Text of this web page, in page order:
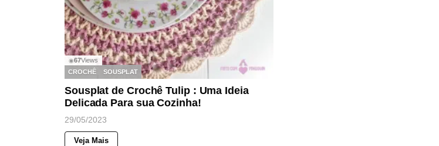
◉67Views
CROCHÊ
SOUSPLAT
Sousplat de Crochê Tulip : Uma Ideia
Delicada Para sua Cozinha!
29/05/2023
Veja Mais